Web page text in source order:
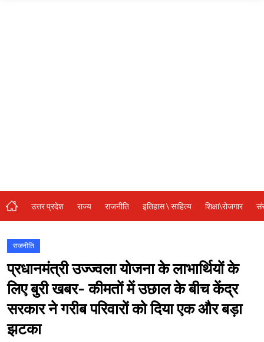
विशेष स्टोरी
अजब गजब
कृषि
नई दिल्ली
टेक्नोलॉजी / बिजनेस
खेल
उत्तर प्रदेश राज्य राजनीति इतिहास \ साहित्य शिक्षा\रोजगार
राजनीति
प्रधानमंत्री उज्ज्वला योजना के लाभार्थियों के
लिए बुरी खबर- कीमतों में उछाल के बीच केंद्र
सरकार ने गरीब परिवारों को दिया एक और बड़ा
झटका